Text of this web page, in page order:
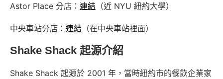
Astor Place 分店： 連結 （近 NYU 紐約大學）
中央車站分店： 連結 （在中央車站裡面）
Shake Shack 起源介紹
Shake Shack 起源於 2001 年，當時紐約市的餐飲企業家